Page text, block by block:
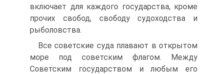
включает для каждого государства, кроме
прочих свобод, свободу судоходства и
рыболовства.
Все советские суда плавают в открытом
море под советским флагом. Между
Советским государством и любым его